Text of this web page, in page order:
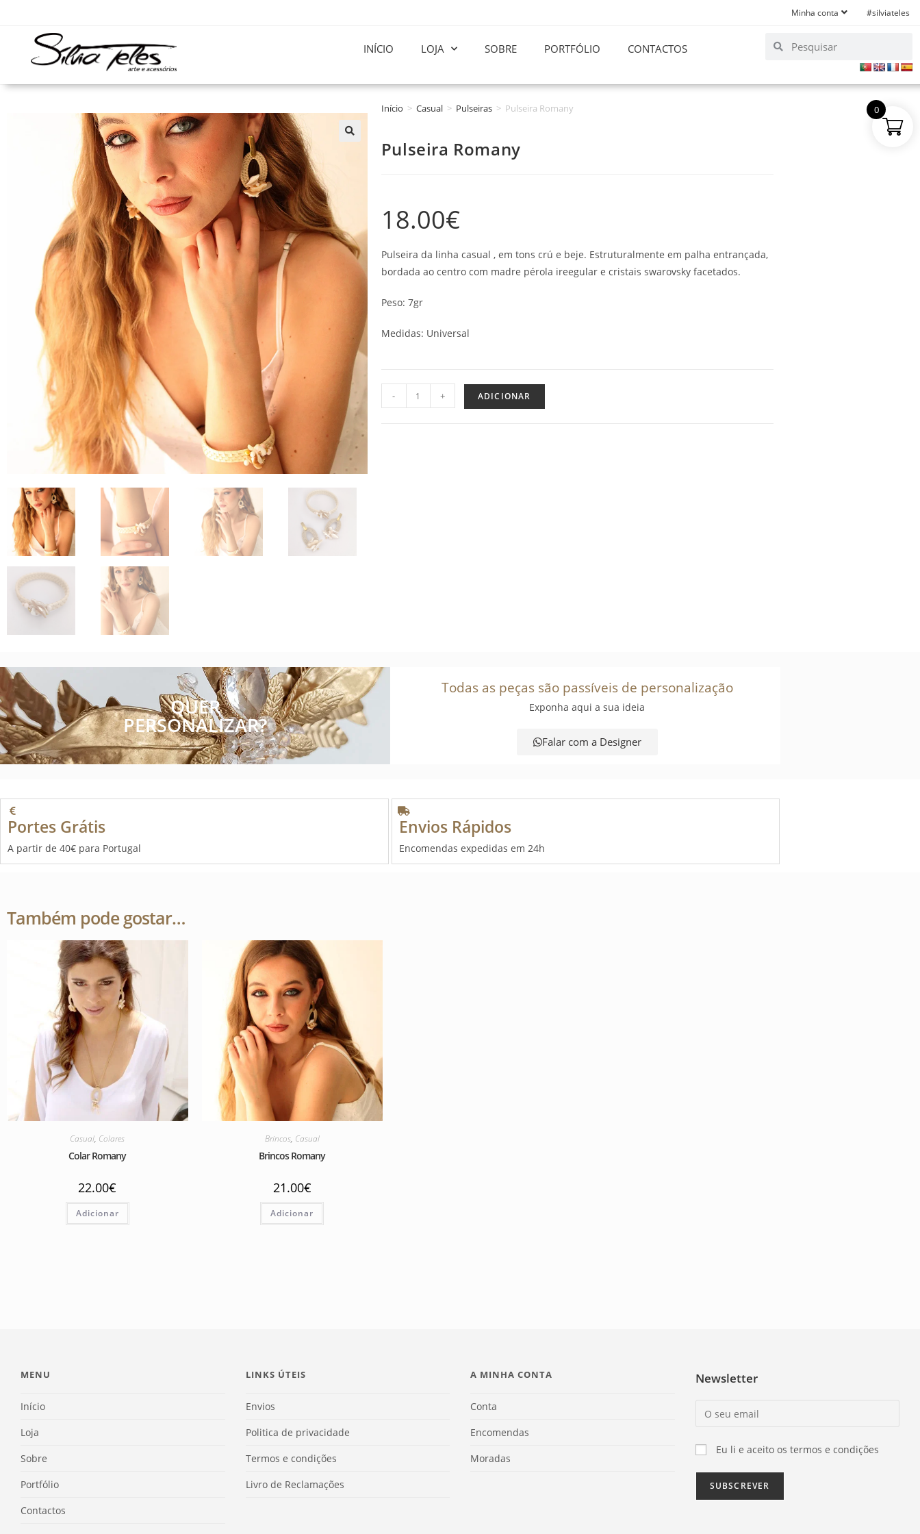
Minha conta #silviateles
INÍCIO LOJA SOBRE PORTFÓLIO CONTACTOS
Início > Casual > Pulseiras > Pulseira Romany
Pulseira Romany
18.00€
Pulseira da linha casual , em tons crú e beje. Estruturalmente em palha entrançada,
bordada ao centro com madre pérola ireegular e cristais swarovsky facetados.
Peso: 7gr
Medidas: Universal
- + ADICIONAR
QUER
PERSONALIZAR?
Todas as peças são passíveis de personalização
Exponha aqui a sua ideia
Falar com a Designer
Portes Grátis
A partir de 40€ para Portugal
Envios Rápidos
Encomendas expedidas em 24h
Também pode gostar…
Casual, Colares
Colar Romany
22.00€
Adicionar
Brincos, Casual
Brincos Romany
21.00€
Adicionar
MENU
Início
Loja
Sobre
Portfólio
Contactos
LINKS ÚTEIS
Envios
Politica de privacidade
Termos e condições
Livro de Reclamações
A MINHA CONTA
Conta
Encomendas
Moradas
Newsletter
Eu li e aceito os termos e condições
0